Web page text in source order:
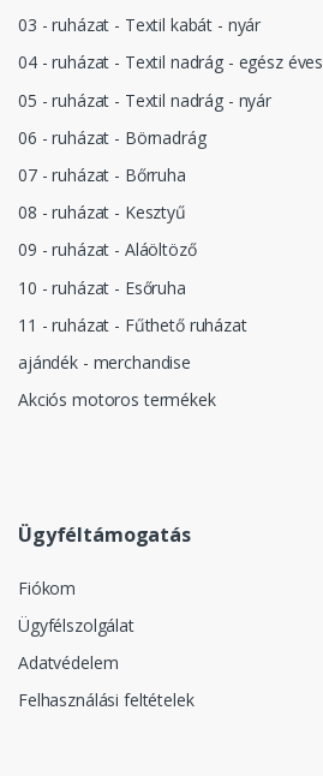
03 - ruházat - Textil kabát - nyár
04 - ruházat - Textil nadrág - egész éves
05 - ruházat - Textil nadrág - nyár
06 - ruházat - Börnadrág
07 - ruházat - Bőrruha
08 - ruházat - Kesztyű
09 - ruházat - Aláöltöző
10 - ruházat - Esőruha
11 - ruházat - Fűthető ruházat
ajándék - merchandise
Akciós motoros termékek
Ügyféltámogatás
Fiókom
Ügyfélszolgálat
Adatvédelem
Felhasználási feltételek